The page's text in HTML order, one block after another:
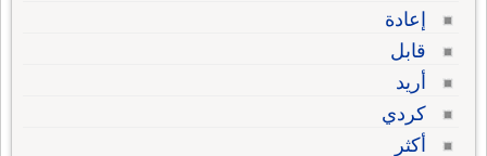
إعادة
قابل
أريد
كردي
أكثر